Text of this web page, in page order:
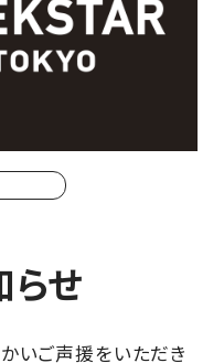
せ
いご声援をいただき